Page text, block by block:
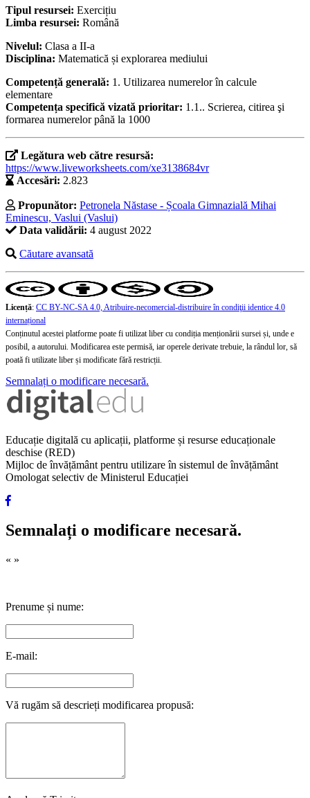
Tipul resursei: Exercițiu
Limba resursei: Română
Nivelul: Clasa a II-a
Disciplina: Matematică și explorarea mediului
Competență generală: 1. Utilizarea numerelor în calcule
elementare
Competența specifică vizată prioritar: 1.1.. Scrierea, citirea şi
formarea numerelor până la 1000
Legătura web către resursă:
https://www.liveworksheets.com/xe3138684vr
Accesări: 2.823
Propunător: Petronela Năstase - Școala Gimnazială Mihai
Eminescu, Vaslui (Vaslui)
Data validării: 4 august 2022
Căutare avansată
Licență: CC BY-NC-SA 4.0, Atribuire-necomercial-distribuire în condiţii identice 4.0
internațional
Conținutul acestei platforme poate fi utilizat liber cu condiția menționării sursei și, unde e
posibil, a autorului. Modificarea este permisă, iar operele derivate trebuie, la rândul lor, să
poată fi utilizate liber și modificate fără restricții.
Semnalați o modificare necesară.
Educație digitală cu aplicații, platforme și resurse educaționale
deschise (RED)
Mijloc de învățământ pentru utilizare în sistemul de învățământ
Omologat selectiv de Ministerul Educației
Semnalați o modificare necesară.
« »
Prenume și nume:
E-mail:
Vă rugăm să descrieți modificarea propusă: